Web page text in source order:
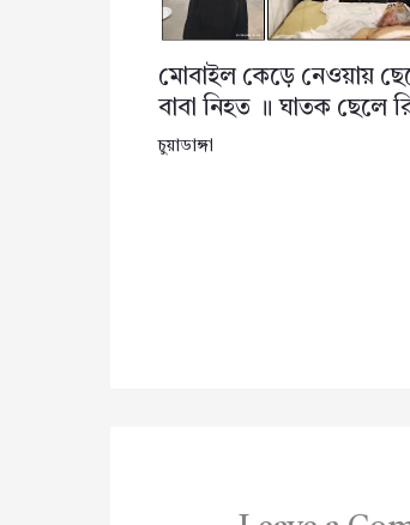
মোবাইল কেড়ে নেওয়ায়
বাবা নিহত ॥ ঘাতক ছেলে
চুয়াডাঙ্গা